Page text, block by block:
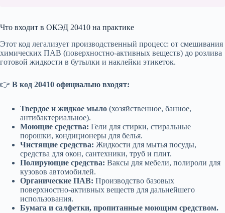
Что входит в ОКЭД 20410 на практике
Этот код легализует производственный процесс: от смешивания
химических ПАВ (поверхностно-активных веществ) до розлива
готовой жидкости в бутылки и наклейки этикеток.
👉 В код 20410 официально входят:
Твердое и жидкое мыло (хозяйственное, банное,
антибактериальное).
Моющие средства: Гели для стирки, стиральные
порошки, кондиционеры для белья.
Чистящие средства: Жидкости для мытья посуды,
средства для окон, сантехники, труб и плит.
Полирующие средства: Ваксы для мебели, полироли для
кузовов автомобилей.
Органические ПАВ: Производство базовых
поверхностно-активных веществ для дальнейшего
использования.
Бумага и салфетки, пропитанные моющим средством.